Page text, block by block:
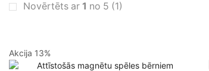
Novērtēts ar 1 no 5 (1)
Akcija 13%